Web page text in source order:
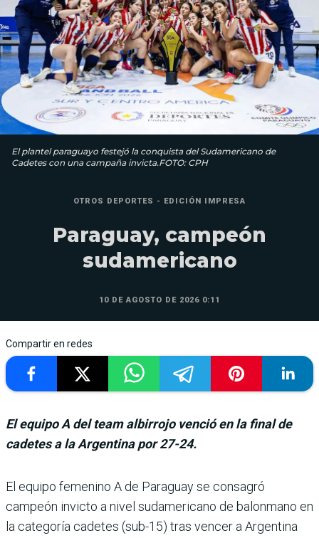
El plantel paraguayo festejó la conquista del Sudamericano de
Cadetes con una campaña invicta.FOTO: CPH
OTROS DEPORTES - EDICIÓN IMPRESA
Paraguay, campeón
sudamericano
10 DE AGOSTO DE 2026 0:11
Compartir en redes
El equipo A del team albirrojo venció en la final de
cadetes a la Argentina por 27-24.
El equipo femenino A de Paraguay se consa­gró
campeón invicto a nivel sudamericano de balon­mano en
la categoría cadetes (sub-15) tras vencer a Argen­tina